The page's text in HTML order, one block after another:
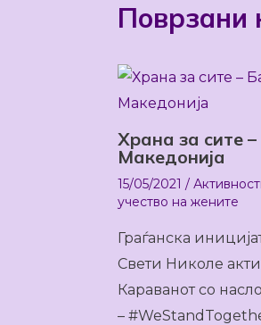
Поврзани
Храна за сите
Македонија
15/05/2021 /
учество на жените
Граѓанска
Свети Николе
Караванот со
–